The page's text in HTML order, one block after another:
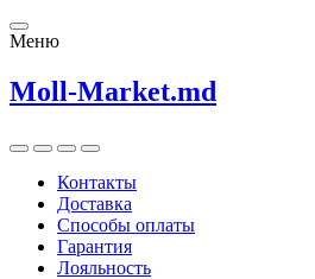
Меню
Moll-Market.md
Контакты
Доставка
Способы оплаты
Гарантия
Лояльность